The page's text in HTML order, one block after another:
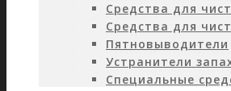
Средства для
Средства для
Пятновыводители
Устранители
Специальные